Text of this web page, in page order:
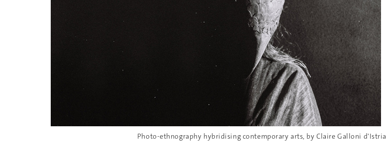
Photo-ethnography hybridising contemporary arts, by Claire Galloni d'Istria